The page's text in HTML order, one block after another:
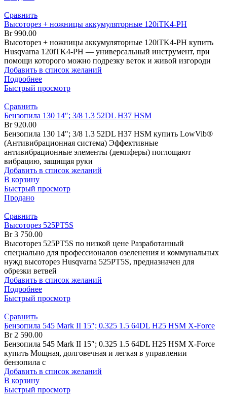
Сравнить
Высоторез + ножницы аккумуляторные 120iTK4-PH
Br990.00
Высоторез + ножницы аккумуляторные 120iTK4-PH купить
Husqvarna 120iTK4-PH — универсальный инструмент, при
помощи которого можно подрезку веток и живой изгороди
Добавить в список желаний
Подробнее
Быстрый просмотр
Сравнить
Бензопила 130 14″; 3/8 1.3 52DL H37 HSM
Br920.00
Бензопила 130 14"; 3/8 1.3 52DL H37 HSM купить LowVib®
(Антивибрационная система) Эффективные
антивибрационные элементы (демпферы) поглощают
вибрацию, защищая руки
Добавить в список желаний
В корзину
Быстрый просмотр
Продано
Сравнить
Высоторез 525PT5S
Br3 750.00
Высоторез 525PT5S по низкой цене Разработанный
специально для профессионалов озеленения и коммунальных
нужд высоторез Husqvarna 525PT5S, предназначен для
обрезки ветвей
Добавить в список желаний
Подробнее
Быстрый просмотр
Сравнить
Бензопила 545 Mark II 15″; 0.325 1.5 64DL H25 HSM X-Force
Br2 590.00
Бензопила 545 Mark II 15″; 0.325 1.5 64DL H25 HSM X-Force
купить Мощная, долговечная и легкая в управлении
бензопила с
Добавить в список желаний
В корзину
Быстрый просмотр